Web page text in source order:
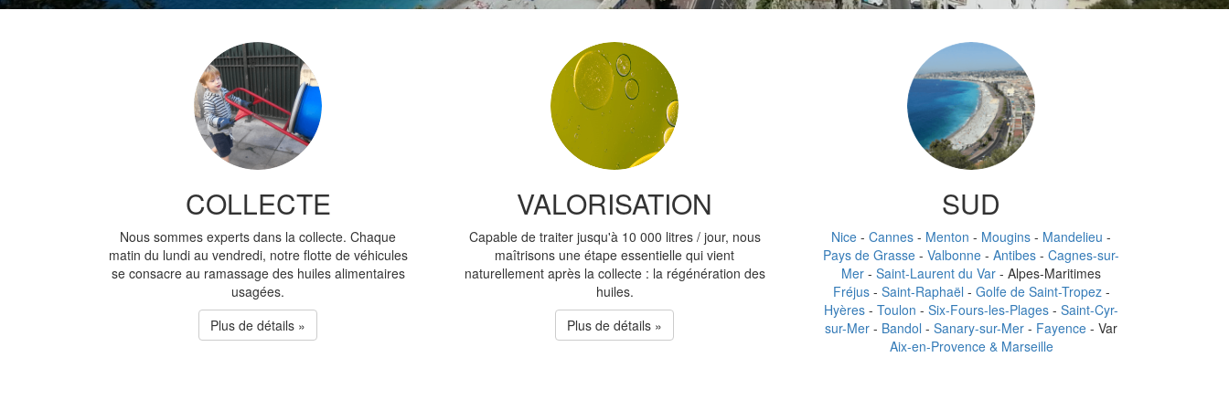
COLLECTE
Nous sommes experts dans la collecte. Chaque
matin du lundi au vendredi, notre flotte de véhicules
se consacre au ramassage des huiles alimentaires
usagées.
Plus de détails »
VALORISATION
Capable de traiter jusqu'à 10 000 litres / jour, nous
maîtrisons une étape essentielle qui vient
naturellement après la collecte : la régénération des
huiles.
Plus de détails »
SUD
Nice - Cannes - Menton - Mougins - Mandelieu -
Pays de Grasse - Valbonne - Antibes - Cagnes-sur-
Mer - Saint-Laurent du Var - Alpes-Maritimes
Fréjus- Saint-Raphaël - Golfe de Saint-Tropez-
Hyères - Toulon - Six-Fours-les-Plages - Saint-Cyr-
sur-Mer - Bandol - Sanary-sur-Mer - Fayence - Var
Aix-en-Provence & Marseille